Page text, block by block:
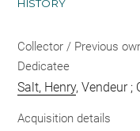
HISTORY
Collector / Previous
Dedicatee
Salt, Henry, Vendeur ;
Acquisition details